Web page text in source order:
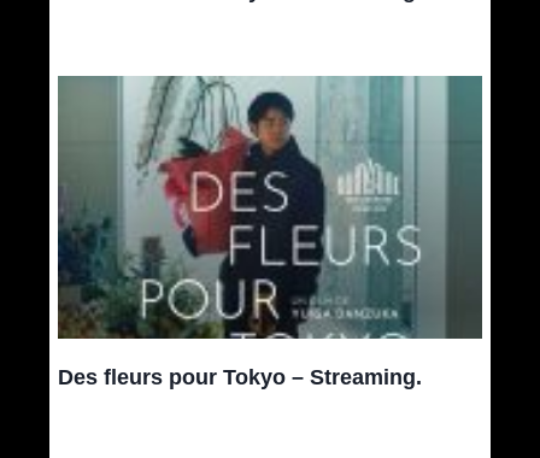
Des fleurs pour Tokyo – Streaming.